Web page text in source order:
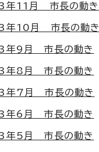
年11月 市長の動き
年10月 市長の動き
年9月 市長の動き
年8月 市長の動き
年7月 市長の動き
年6月 市長の動き
年5月 市長の動き